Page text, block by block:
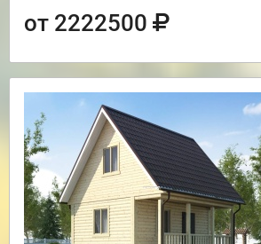
от 2222500